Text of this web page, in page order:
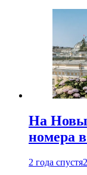
На
номера
2 года спустя